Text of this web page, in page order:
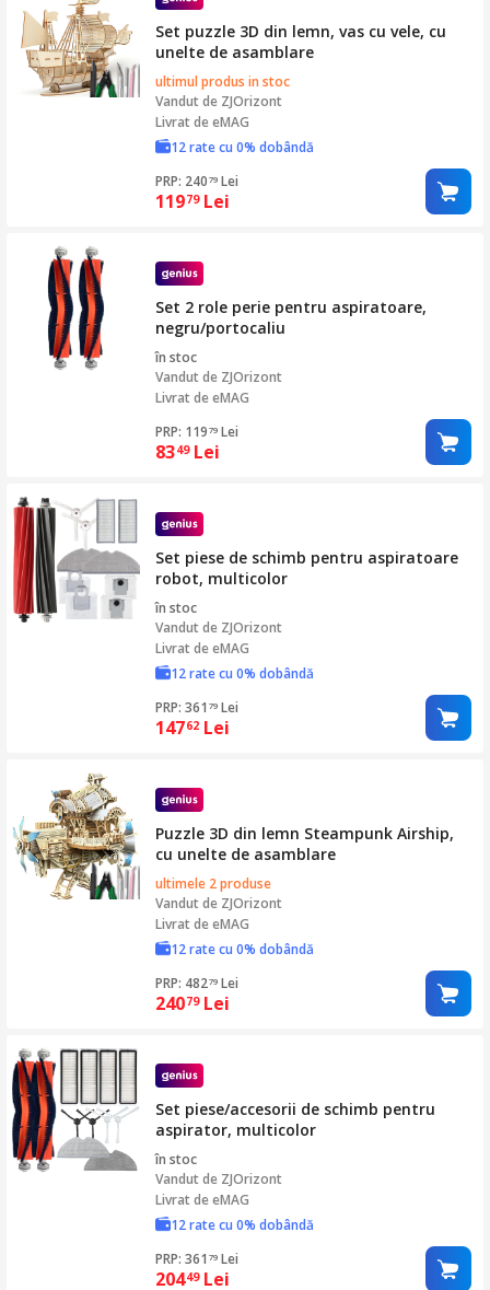
Set puzzle 3D din lemn, vas cu vele, cu
unelte de asamblare
ultimul produs in stoc
Vandut de ZJOrizont
Livrat de eMAG
12 rate cu 0% dobândă
PRP: 240 79 Lei
11979 Lei
Set 2 role perie pentru aspiratoare,
negru/portocaliu
în stoc
Vandut de ZJOrizont
Livrat de eMAG
PRP: 119 79 Lei
8349 Lei
Set piese de schimb pentru aspiratoare
robot, multicolor
în stoc
Vandut de ZJOrizont
Livrat de eMAG
12 rate cu 0% dobândă
PRP: 361 79 Lei
14762 Lei
Puzzle 3D din lemn Steampunk Airship,
cu unelte de asamblare
ultimele 2 produse
Vandut de ZJOrizont
Livrat de eMAG
12 rate cu 0% dobândă
PRP: 48279 Lei
24079 Lei
Set piese/accesorii de schimb pentru
aspirator, multicolor
în stoc
Vandut de ZJOrizont
Livrat de eMAG
12 rate cu 0% dobândă
PRP: 361 79 Lei
20449 Lei